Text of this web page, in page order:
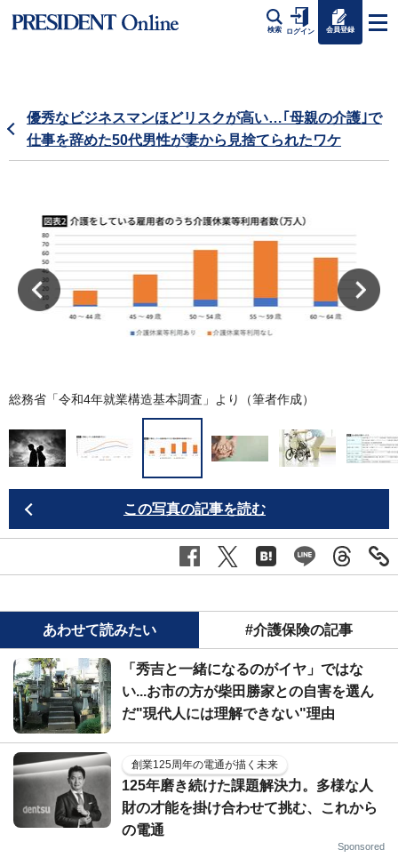
検索 ログイン 会員登録
優秀なビジネスマンほどリスクが高い…｢母親の介護｣で
仕事を辞めた50代男性が妻から見捨てられたワケ
総務省「令和4年就業構造基本調査 」より（筆者作成）
この写真の記事を読む
あわせて読みたい #介護保険の記事
「秀吉と一緒になるのがイヤ」ではな
い...お市の方が柴田勝家との自害を選ん
だ"現代人には理解できない"理由
創業125周年の電通が描く未来
125年磨き続けた課題解決力。多様な人
財の才能を掛け合わせて挑む、これから
の電通
Sponsored